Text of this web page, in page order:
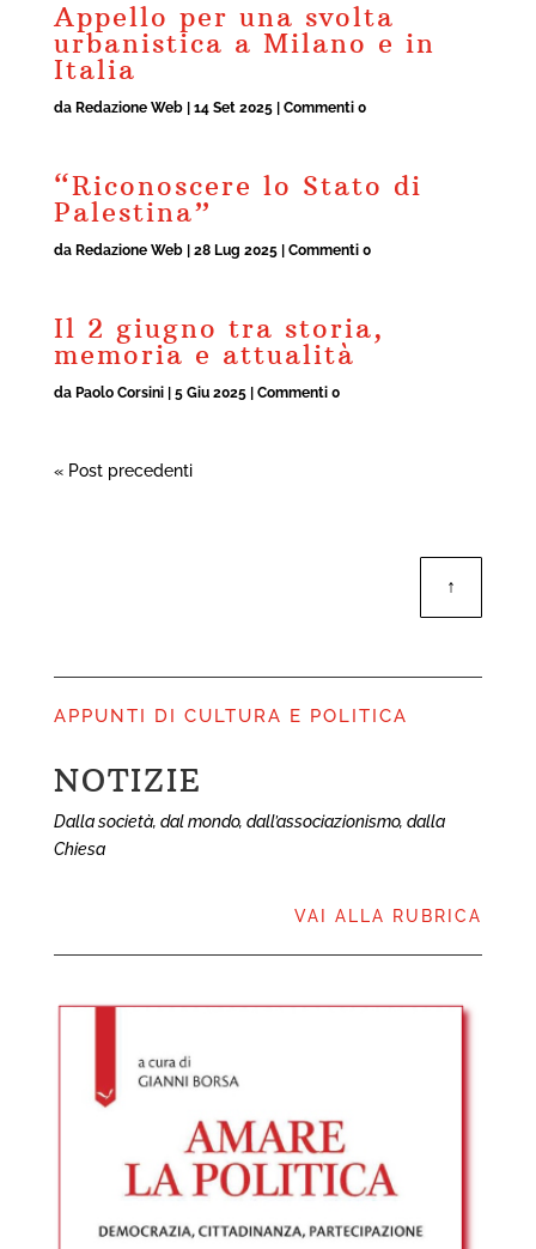
Appello per una svolta
urbanistica a Milano e in
Italia
da Redazione Web| 14 Set 2025| Commenti 0
“Riconoscere lo Stato di
Palestina”
da Redazione Web| 28 Lug 2025| Commenti 0
Il 2 giugno tra storia,
memoria e attualità
da Paolo Corsini| 5 Giu 2025| Commenti 0
« Post precedenti
↑
APPUNTI DI CULTURA E POLITICA
NOTIZIE
Dalla società, dal mondo, dall’associazionismo, dalla
Chiesa
VAI ALLA RUBRICA